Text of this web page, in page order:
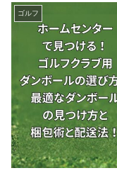
ゴルフ